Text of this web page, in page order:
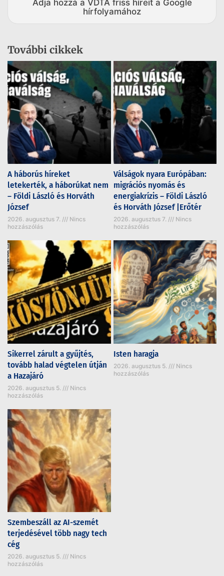
Adja hozzá a VDTA friss híreit a Google
hírfolyamához
További cikkek
A háborús híreket
letekerték, a háborúkat nem
– Földi László és Horváth
József
2026. augusztus 7.
Nincs
hozzászólás
Válságok nyara Európában:
migrációs nyomás és
energiakrízis – Földi László
és Horváth József |Erőtér
2026. augusztus 7.
Nincs
hozzászólás
Sikerrel zárult a gyűjtés,
tovább halad végtelen útján
a Hazajáró
2026. augusztus 5.
Nincs
hozzászólás
Isten haragja
2026. augusztus 5.
Nincs
hozzászólás
Szembeszáll az AI-szemét
terjedésével több nagy tech
cég
2026. augusztus 5.
Nincs
hozzászólás